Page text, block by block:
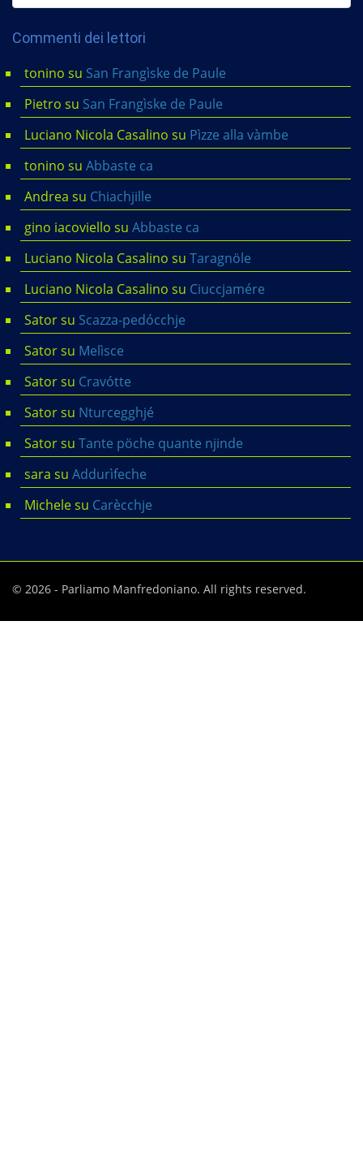
Commenti dei lettori
tonino su San Frangìske de Paule
Pietro su San Frangìske de Paule
Luciano Nicola Casalino su Pìzze alla vàmbe
tonino su Abbaste ca
Andrea su Chiachjille
gino iacoviello su Abbaste ca
Luciano Nicola Casalino su Taragnöle
Luciano Nicola Casalino su Ciuccjamére
Satorsu Scazza-pedócchje
Satorsu Melìsce
Satorsu Cravótte
Satorsu Nturcegghjé
Satorsu Tante pöche quante njinde
sara su Addurìfeche
Michelesu Carècchje
© 2026 - Parliamo Manfredoniano. All rights reserved.